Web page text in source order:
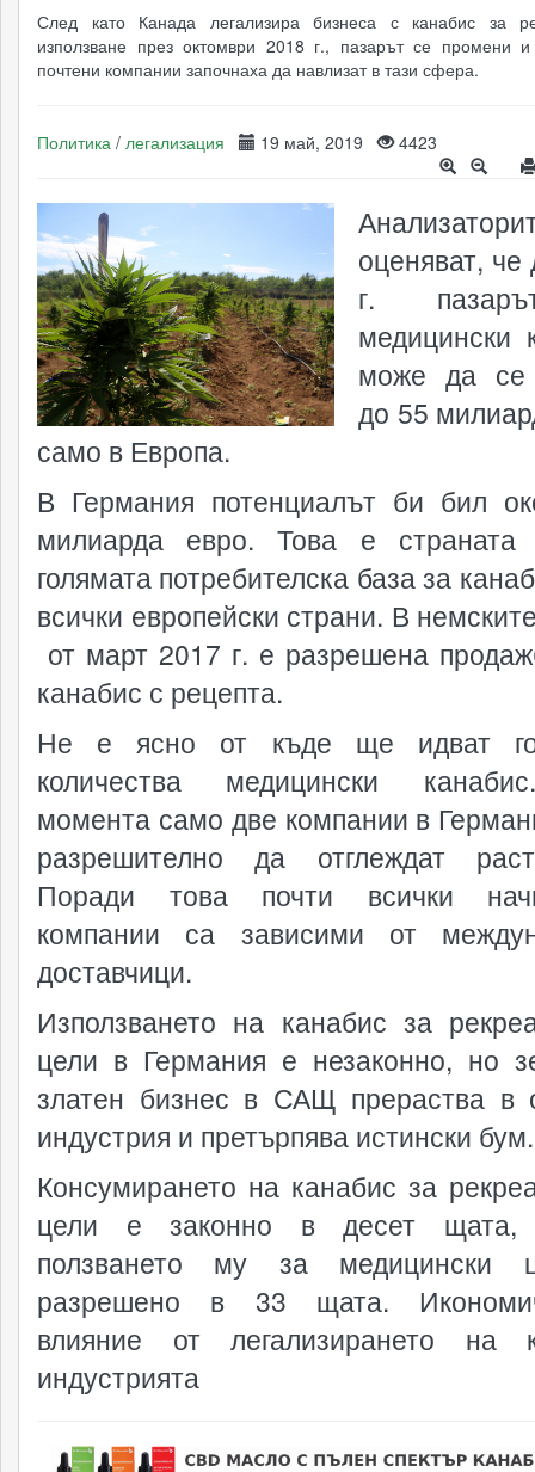
След като Канада легализира бизнеса с канабис за
използване през октомври 2018 г., пазарът се промени
почтени компании започнаха да навлизат в тази сфера.
Политика / легализация 19 май, 2019 4423
оценяват,
г.
медицински
може да се
до 55
само в Европа.
В Германия потенциалът би бил
милиарда евро. Това е
голямата потребителска база за
всички европейски страни. В
от март 2017 г. е разрешена
канабис с рецепта.
Не е ясно от къде ще идват
количества медицински
момента само две компании в
разрешително да отглеждат
Поради това почти всички
компании са зависими от
доставчици.
Използването на канабис за
цели в Германия е незаконно, но
златен бизнес в САЩ прераства в
индустрия и претърпява истински бум.
Консумирането на канабис за
цели е законно в десет щата,
ползването му за медицински
разрешено в 33 щата.
влияние от легализирането на
индустрията